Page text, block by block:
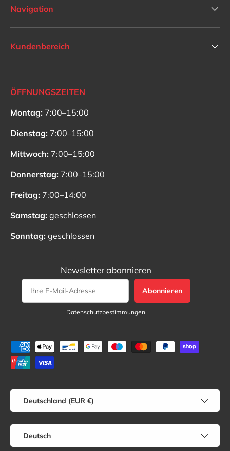
Navigation
Kundenbereich
ÖFFNUNGSZEITEN
Montag: 7:00–15:00
Dienstag: 7:00–15:00
Mittwoch: 7:00–15:00
Donnerstag: 7:00–15:00
Freitag: 7:00–14:00
Samstag: geschlossen
Sonntag: geschlossen
Newsletter abonnieren
Abonnieren
Datenschutzbestimmungen
Zahlungsmethoden
Land/Region
Deutschland (EUR €)
Sprache
Deutsch